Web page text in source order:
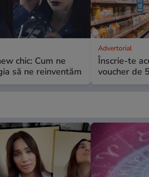
chic: Cum ne
să ne reinventăm
Advertorial
Înscrie-te
voucher de